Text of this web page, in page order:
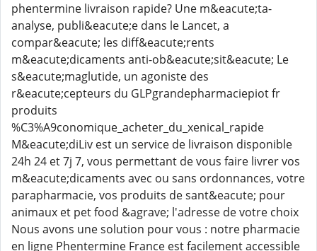
phentermine livraison rapide? Une m&eacute;ta-
analyse, publi&eacute;e dans le Lancet, a
compar&eacute; les diff&eacute;rents
m&eacute;dicaments anti-ob&eacute;sit&eacute; Le
s&eacute;maglutide, un agoniste des
r&eacute;cepteurs du GLPgrandepharmaciepiot fr
produits
%C3%A9conomique_acheter_du_xenical_rapide
M&eacute;diLiv est un service de livraison disponible
24h 24 et 7j 7, vous permettant de vous faire livrer vos
m&eacute;dicaments avec ou sans ordonnances, votre
parapharmacie, vos produits de sant&eacute; pour
animaux et pet food &agrave; l'adresse de votre choix
Nous avons une solution pour vous : notre pharmacie
en ligne Phentermine France est facilement accessible